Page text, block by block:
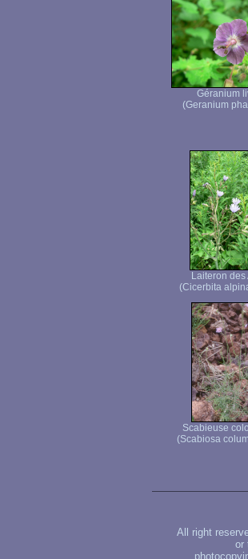
Géranium
(Geranium
Laiteron des
(Cicerbita
Scabieuse
(Scabiosa
All right
or